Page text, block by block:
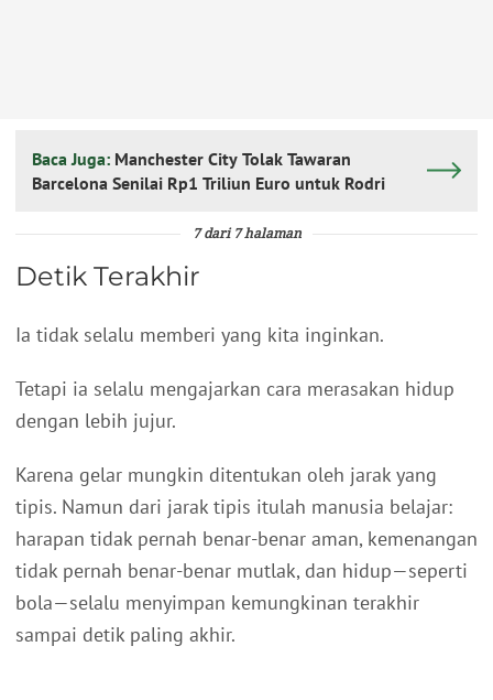
Baca Juga: Manchester City Tolak Tawaran
Barcelona Senilai Rp1 Triliun Euro untuk Rodri
7 dari 7 halaman
Detik Terakhir
Ia tidak selalu memberi yang kita inginkan.
Tetapi ia selalu mengajarkan cara merasakan hidup
dengan lebih jujur.
Karena gelar mungkin ditentukan oleh jarak yang
tipis. Namun dari jarak tipis itulah manusia belajar:
harapan tidak pernah benar-benar aman, kemenangan
tidak pernah benar-benar mutlak, dan hidup—seperti
bola—selalu menyimpan kemungkinan terakhir
sampai detik paling akhir.